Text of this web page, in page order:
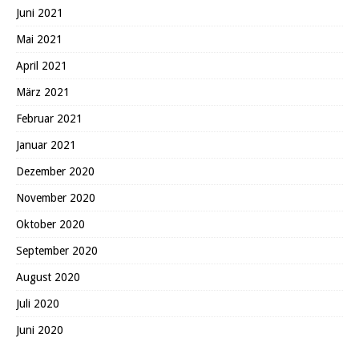
Juni 2021
Mai 2021
April 2021
März 2021
Februar 2021
Januar 2021
Dezember 2020
November 2020
Oktober 2020
September 2020
August 2020
Juli 2020
Juni 2020